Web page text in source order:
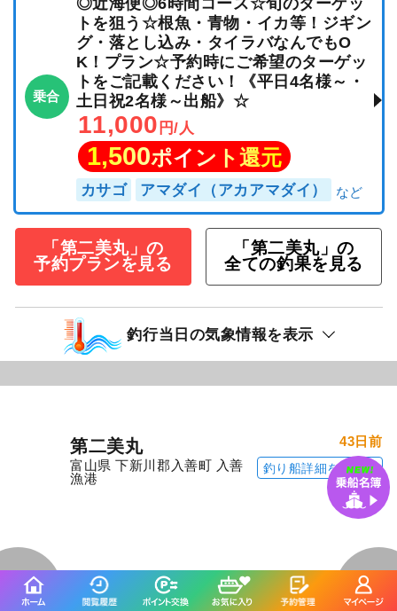
乗合
◎近海便◎6時間コース☆旬のターゲッ
トを狙う☆根魚・青物・イカ等！ジギン
グ・落とし込み・タイラバなんでもO
K！プラン☆予約時にご希望のターゲッ
トをご記載ください！《平日4名様～・
土日祝2名様～出船》☆
11,000円/人
1,500ポイント還元
カサゴ アマダイ（アカアマダイ）
「第二美丸」の
予約プランを見る
「第二美丸」の
全ての釣果を見る
釣行当日の気象情報を表示
第二美丸
富山県 下新川郡入善町 入善
漁港
43日前
釣り船詳細を見る